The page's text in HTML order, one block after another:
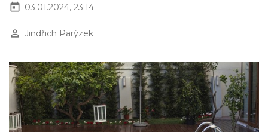
today 03.01.2024, 23:14
perm_identity Jindřich Parýzek